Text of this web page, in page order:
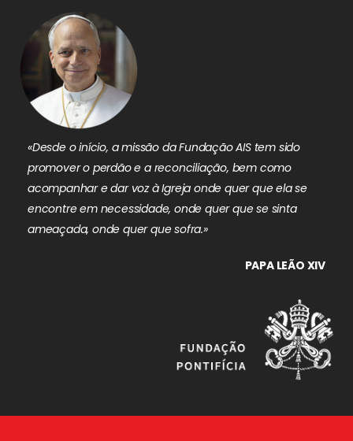
«Desde o início, a missão da Fundação AIS tem sido
promover o perdão e a reconciliação, bem como
acompanhar e dar voz à Igreja onde quer que ela se
encontre em necessidade, onde quer que se sinta
ameaçada, onde quer que sofra.»
PAPA LEÃO XIV